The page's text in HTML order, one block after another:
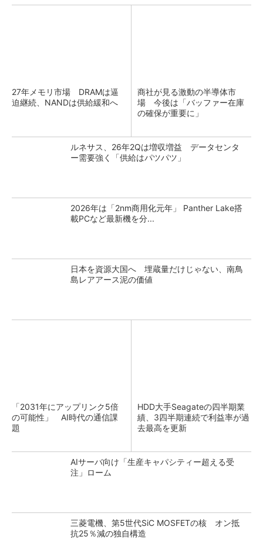
27年メモリ市場 DRAMは逼
迫継続、NANDは供給緩和へ
商社が見る激動の半導体市
場 今後は「バッファー在庫
の確保が重要に」
ルネサス、26年2Qは増収増益 データセンタ
ー需要強く「供給はパツパツ」
2026年は「2nm商用化元年」 Panther Lake搭
載PCなど最新機を分...
日本を資源大国へ 埋蔵量だけじゃない、南鳥
島レアアース泥の価値
「2031年にアップリンク5倍
の可能性」 AI時代の通信課
題
HDD大手Seagateの四半期業
績、3四半期連続で利益率が過
去最高を更新
AIサーバ向け「生産キャパシティー超える受
注」ローム
三菱電機、第5世代SiC MOSFETの核 オン抵
抗25％減の独自構造